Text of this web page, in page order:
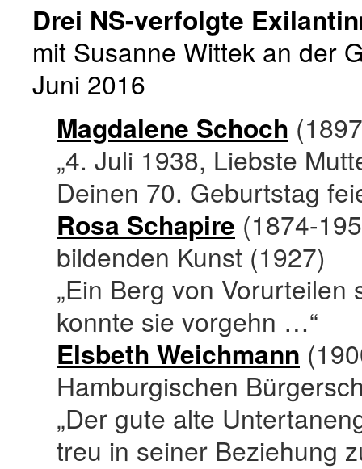
Drei NS-verfolgte
mit Susanne Wittek an der
Juni 2016
Magdalene Schoch
„4. Juli 1938, Liebste
Deinen 70. Geburtstag
Rosa Schapire (1874-
bildenden Kunst (1927)
„Ein Berg von
konnte sie vorgehn …“
Elsbeth Weichmann
Hamburgischen
„Der gute alte
treu in seiner Beziehung